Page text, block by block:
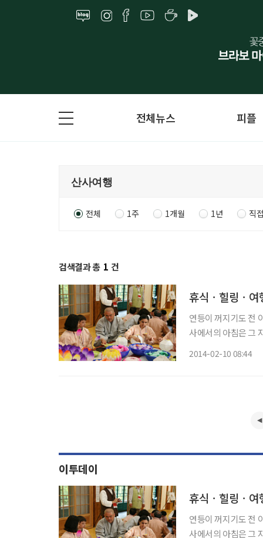
전체뉴스 피플
전체 1주 1개월 1년 직
검색결과 총 1 건
휴식ㆍ힐링ㆍ여
연등이 꺼지기도 전
사에서의 아침은 그 자체가 보약이요 힐
2014-02-10 08:44
이투데이
휴식ㆍ힐링ㆍ여
연등이 꺼지기도 전
사에서의 아침은 그 자체가 보약이요 힐